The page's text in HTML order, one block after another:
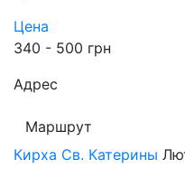
Цена
340 - 500 грн
Адрес
Маршрут
Кирха Св. Катерины